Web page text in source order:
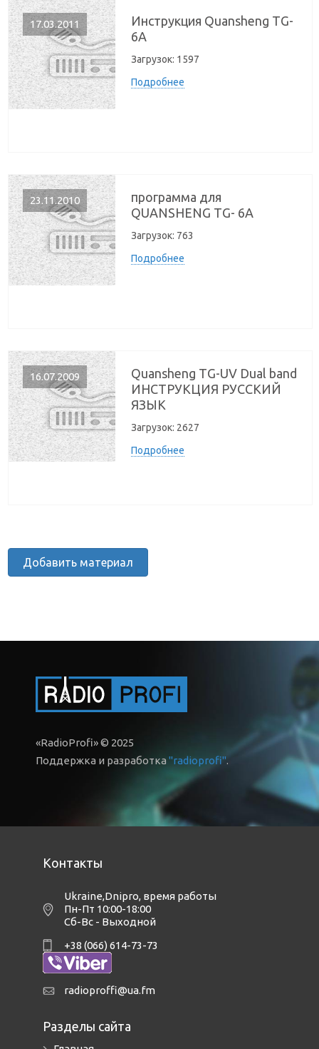
17.03.2011
Инструкция Quansheng TG-
6A
Загрузок: 1597
Подробнее
23.11.2010
программа для
QUANSHENG TG- 6A
Загрузок: 763
Подробнее
16.07.2009
Quansheng TG-UV Dual band
ИНСТРУКЦИЯ РУССКИЙ
ЯЗЫК
Загрузок: 2627
Подробнее
Добавить материал
«RadioProfi» © 2025
Поддержка и разработка"radioprofi".
Контакты
Ukraine,Dnipro, время работы
Пн-Пт 10:00-18:00
Сб-Вс - Выходной
+38 (066) 614-73-73
radioproffi@ua.fm
Разделы сайта